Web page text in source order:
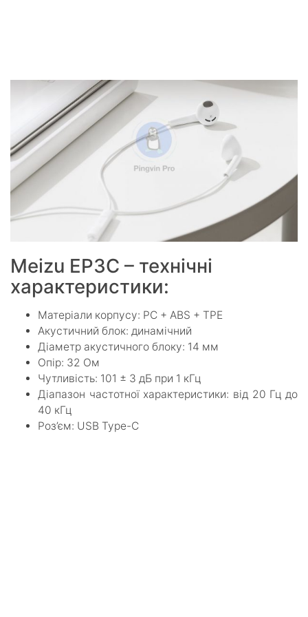
Meizu EP3C – технічні
характеристики:
Матеріали корпусу: PC + ABS + TPE
Акустичний блок: динамічний
Діаметр акустичного блоку: 14 мм
Опір: 32 Ом
Чутливість: 101 ± 3 дБ при 1 кГц
Діапазон частотної характеристики: від 20 Гц до
40 кГц
Роз’єм: USB Type-C